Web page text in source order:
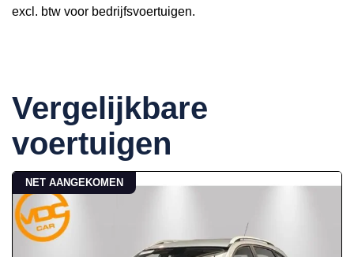
excl. btw voor bedrijfsvoertuigen.
Vergelijkbare
voertuigen
NET AANGEKOMEN